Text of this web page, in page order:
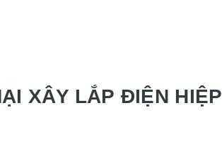
XÂY LẮP ĐIỆN HIỆP